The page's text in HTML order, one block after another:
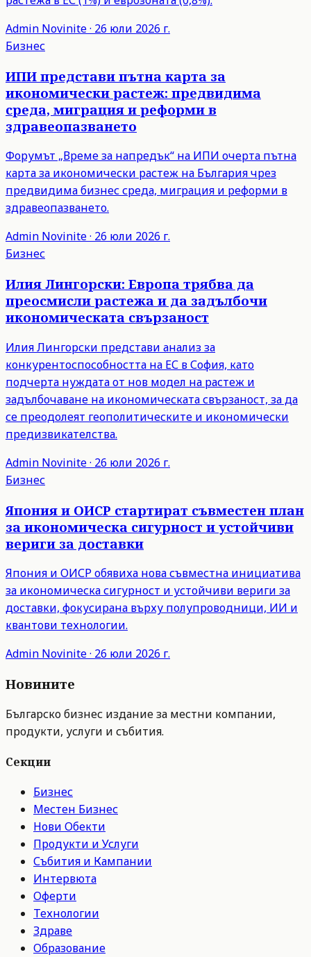
Admin Novinite· 26 юли 2026 г.
Бизнес
ИПИ представи пътна карта за
икономически растеж: предвидима
среда, миграция и реформи в
здравеопазването
Форумът „Време за напредък“ на ИПИ очерта пътна
карта за икономически растеж на България чрез
предвидима бизнес среда, миграция и реформи в
здравеопазването.
Admin Novinite· 26 юли 2026 г.
Бизнес
Илия Лингорски: Европа трябва да
преосмисли растежа и да задълбочи
икономическата свързаност
Илия Лингорски представи анализ за
конкурентоспособността на ЕС в София, като
подчерта нуждата от нов модел на растеж и
задълбочаване на икономическата свързаност, за да
се преодолеят геополитическите и икономически
предизвикателства.
Admin Novinite· 26 юли 2026 г.
Бизнес
Япония и ОИСР стартират съвместен план
за икономическа сигурност и устойчиви
вериги за доставки
Япония и ОИСР обявиха нова съвместна инициатива
за икономическа сигурност и устойчиви вериги за
доставки, фокусирана върху полупроводници, ИИ и
квантови технологии.
Admin Novinite· 26 юли 2026 г.
Новините
Българско бизнес издание за местни компании,
продукти, услуги и събития.
Секции
Бизнес
Местен Бизнес
Нови Обекти
Продукти и Услуги
Събития и Кампании
Интервюта
Оферти
Технологии
Здраве
Образование